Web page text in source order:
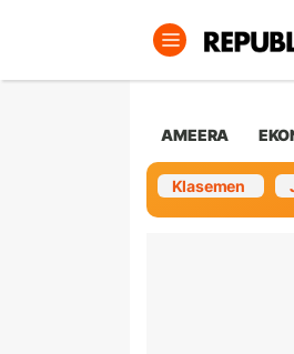
AMEERA
Klasemen